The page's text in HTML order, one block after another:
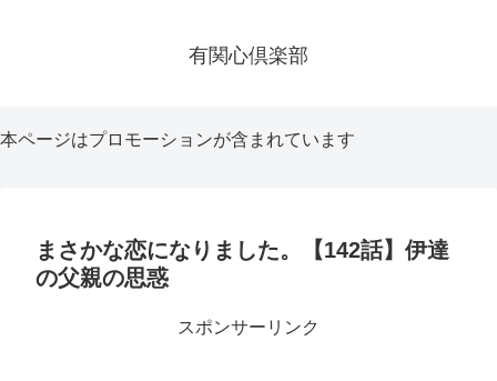
有関心倶楽部
本ページはプロモーションが含まれています
まさかな恋になりました。【142話】伊達
の父親の思惑
スポンサーリンク